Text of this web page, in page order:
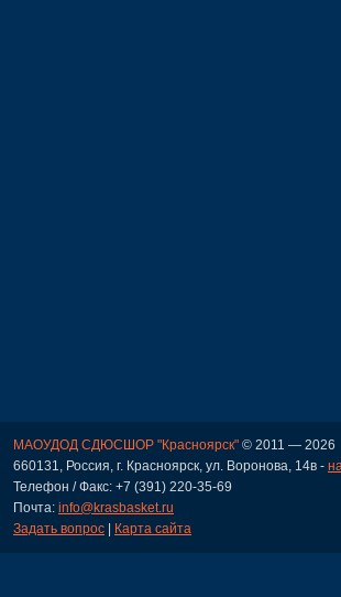
МАОУДОД СДЮСШОР "Красноярск" © 2011 — 2026
660131, Россия, г. Красноярск, ул. Воронова, 14в -
Телефон / Факс: +7 (391) 220-35-69
Почта: info@krasbasket.ru
Задать вопрос | Карта сайта